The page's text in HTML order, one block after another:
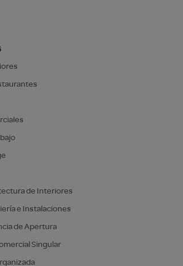
de Interiores
e Instalaciones
de Apertura
Singular